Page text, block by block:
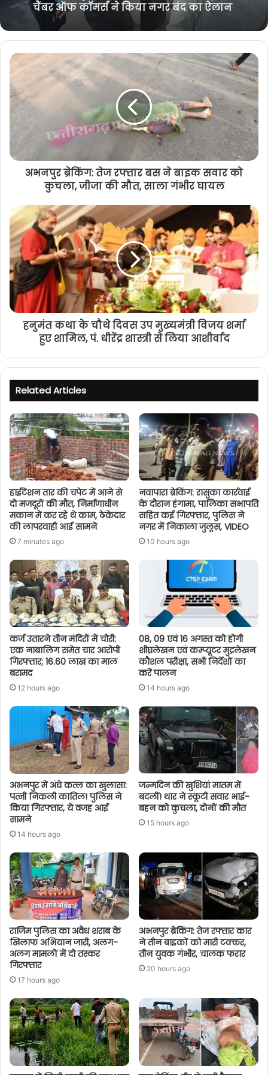
का दिया प्रेरक संदेश
अभनपुर ब्रेकिंग: तेज रफ्तार बस ने बाइक सवार को
कुचला, जीजा की मौत, साला गंभीर घायल
हनुमंत कथा के चौथे दिवस उप मुख्यमंत्री विजय शर्मा
हुए शामिल, पं. धीरेंद्र शास्त्री से लिया आशीर्वाद
Related Articles
हाईटेंशन तार की चपेट में आने से
दो मजदूरों की मौत, निर्माणाधीन
मकान में कर रहे थे काम, ठेकेदार
की लापरवाही आई सामने
7 minutes ago
नवापारा ब्रेकिंग: रासुका कार्रवाई
के दौरान हंगामा, पालिका सभापति
सहित कई गिरफ्तार, पुलिस ने
नगर में निकाला जुलूस, VIDEO
10 hours ago
कर्ज उतारने तीन मंदिरों में चोरी:
एक नाबालिग समेत चार आरोपी
गिरफ्तार; 16.60 लाख का माल
बरामद
12 hours ago
08, 09 एवं 16 अगस्त को होगी
शीघ्रलेखन एवं कम्प्यूटर मुद्रलेखन
कौशल परीक्षा, सभी निर्देशों का
करें पालन
14 hours ago
अभनपुर में अंधे कत्ल का खुलासा:
पत्नी निकली कातिल! पुलिस ने
किया गिरफ्तार, ये वजह आई
सामने
14 hours ago
जन्मदिन की खुशियां मातम में
बदलीं! थार ने स्कूटी सवार भाई-
बहन को कुचला, दोनों की मौत
15 hours ago
राजिम पुलिस का अवैध शराब के
खिलाफ अभियान जारी, अलग-
अलग मामलों में दो तस्कर
गिरफ्तार
17 hours ago
अभनपुर ब्रेकिंग: तेज रफ्तार कार
ने तीन बाइकों को मारी टक्कर,
तीन युवक गंभीर, चालक फरार
20 hours ago